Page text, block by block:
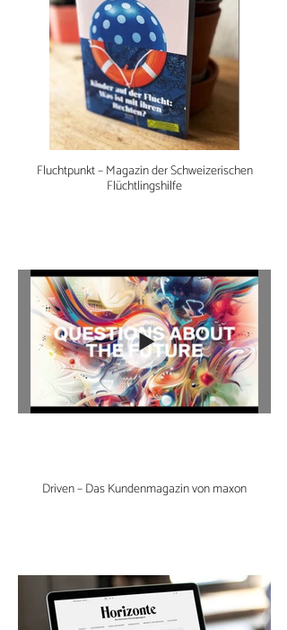
Fluchtpunkt – Magazin der Schweizerischen
Flüchtlingshilfe
Driven – Das Kundenmagazin von maxon